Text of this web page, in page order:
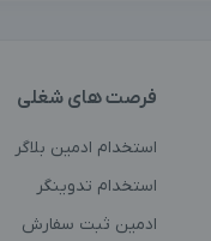
فرصت های شغلی
استخدام ادمین بلاگر
استخدام تدوینگر
ادمین ثبت سفارش